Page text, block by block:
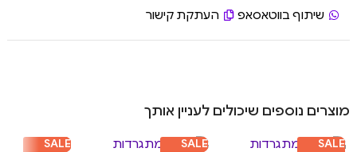
שיתוף בווטאסאפ העתקת קישור
מוצרים נוספים שיכולים לעניין אותך
SALE
SALE
SALE